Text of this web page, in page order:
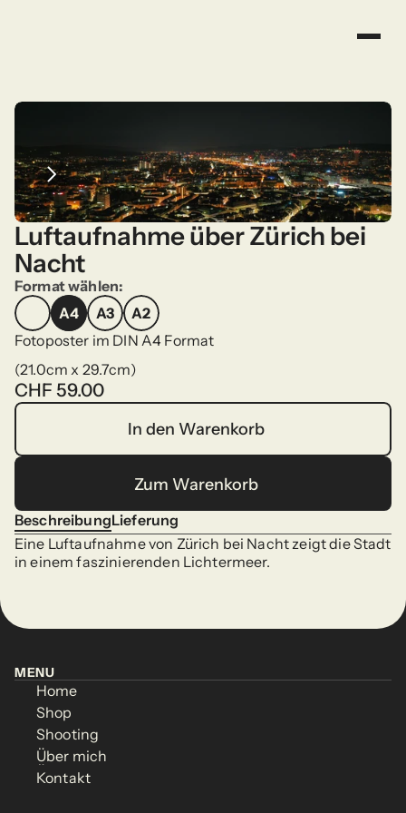
Luftaufnahme über Zürich bei
Nacht
Format wählen:
A4
A4
A3
A3
A2
A2
Fotoposter im DIN A4 Format
(21.0cm x 29.7cm)
CHF 59.00
In den Warenkorb
In den Warenkorb
Zum Warenkorb
Zum Warenkorb
Beschreibung
Beschreibung
Lieferung
Lieferung
Eine Luftaufnahme von Zürich bei Nacht zeigt die Stadt
in einem faszinierenden Lichtermeer.
MENU
Home
Home
Shop
Shop
Shooting
Shooting
Über mich
MENU
Home
Home
Shop
Shop
Shooting
Shooting
Über mich
Über mich
Kontakt